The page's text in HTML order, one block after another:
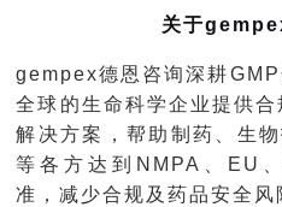
关于
gempex德恩咨询深耕GMP
全球的生命科学企业提供
解决方案，帮助制药、生
等各方达到 NMPA EU
准，减少合规及药品安全风